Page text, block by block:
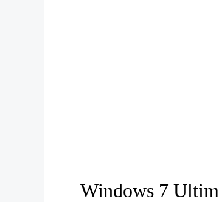
Windows 7